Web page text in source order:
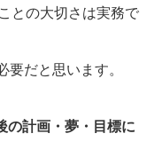
との大切さは実務で
だと思います。
計画・夢・目標に